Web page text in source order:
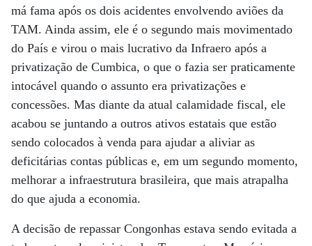
má fama após os dois acidentes envolvendo aviões da
TAM. Ainda assim, ele é o segundo mais movimentado
do País e virou o mais lucrativo da Infraero após a
privatização de Cumbica, o que o fazia ser praticamente
intocável quando o assunto era privatizações e
concessões. Mas diante da atual calamidade fiscal, ele
acabou se juntando a outros ativos estatais que estão
sendo colocados à venda para ajudar a aliviar as
deficitárias contas públicas e, em um segundo momento,
melhorar a infraestrutura brasileira, que mais atrapalha
do que ajuda a economia.
A decisão de repassar Congonhas estava sendo evitada a